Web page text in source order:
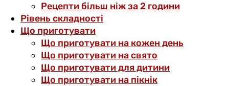
Рецепти більш ніж за 2 години
Рівень складності
Що приготувати
Що приготувати на кожен день
Що приготувати на свято
Що приготувати для дитини
Що приготувати на пікнік